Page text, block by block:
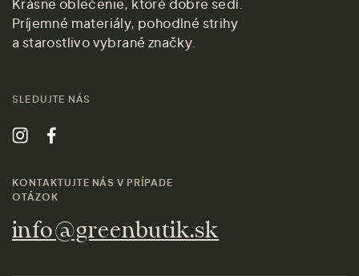
Krásne oblečenie, ktoré dobre sedí.
Príjemné materiály, pohodlné strihy
a starostlivo vybrané značky.
SLEDUJTE NÁS
KONTAKTUJTE NÁS V PRÍPADE
OTÁZOK
info@greenbutik.sk